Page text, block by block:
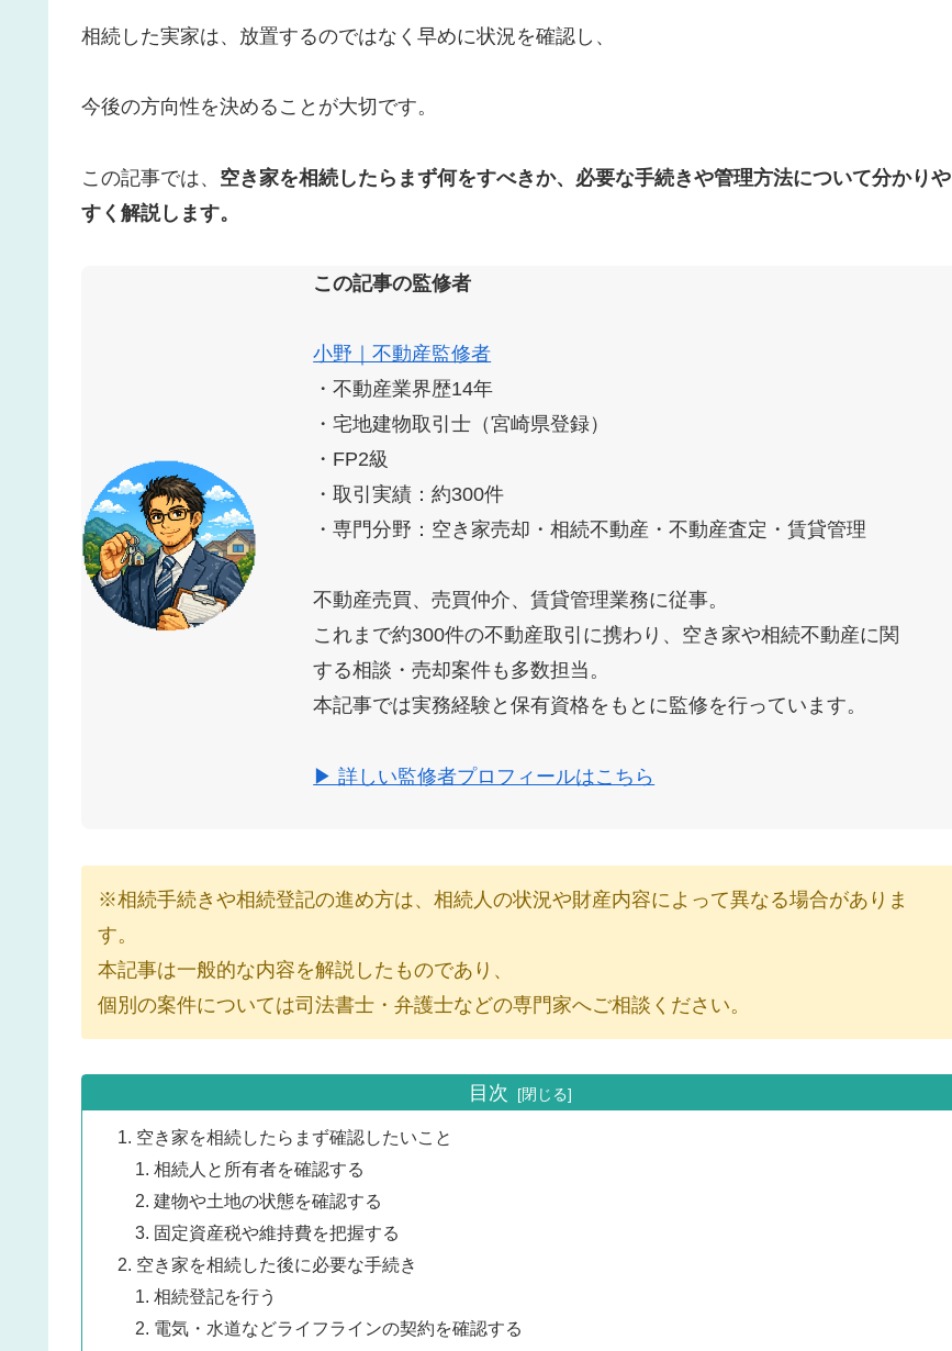
相続した実家は、放置するのではなく早めに状況を確認し、
今後の方向性を決めることが大切です。
この記事では、 空き家を相続したらまず何をすべきか、必要な手続きや管理方法について分かりや
すく解説します。
この記事の監修者
小野｜不動産監修者
・不動産業界歴14年
・宅地建物取引士（宮崎県登録）
・FP2級
・取引実績：約300件
・専門分野：空き家売却・相続不動産・不動産査定・賃貸管理
不動産売買、売買仲介、賃貸管理業務に従事。
これまで約300件の不動産取引に携わり、空き家や相続不動産に関
する相談・売却案件も多数担当。
本記事では実務経験と保有資格をもとに監修を行っています。
▶ 詳しい監修者プロフィールはこちら
※相続手続きや相続登記の進め方は、相続人の状況や財産内容によって異なる場合がありま
す。
本記事は一般的な内容を解説したものであり、
個別の案件については司法書士・弁護士などの専門家へご相談ください。
目次
空き家を相続したらまず確認したいこと
相続人と所有者を確認する
建物や土地の状態を確認する
固定資産税や維持費を把握する
空き家を相続した後に必要な手続き
相続登記を行う
電気・水道などライフラインの契約を確認する